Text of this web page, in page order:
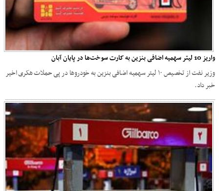
واریز 10 لیتر سهمیه اضافی بنزین به کارت سوخت‌ها در پایان آبان
وزیر نفت از تخصیص ۱۰ لیتر سهمیه اضافی بنزین به خودروها در پی حملات هکری اخیر
خبر داد.